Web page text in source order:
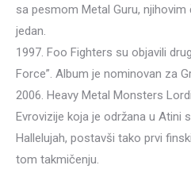
sa pesmom Metal Guru,
jedan.
1997. Foo Fighters su objavili
Force”. Album je nominovan za
2006. Heavy Metal Monsters
Evrovizije koja je održana u Atini
Hallelujah, postavši tako prvi
tom takmičenju.